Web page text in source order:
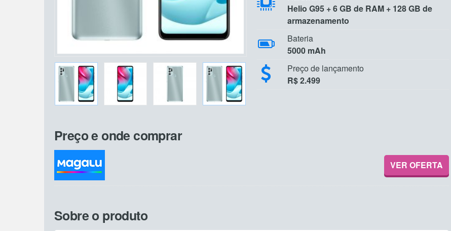
Helio G95 + 6 GB de RAM + 128 GB de
armazenamento
Bateria
5000 mAh
Preço de lançamento
R$ 2.499
Preço e onde comprar
VER OFERTA
Sobre o produto